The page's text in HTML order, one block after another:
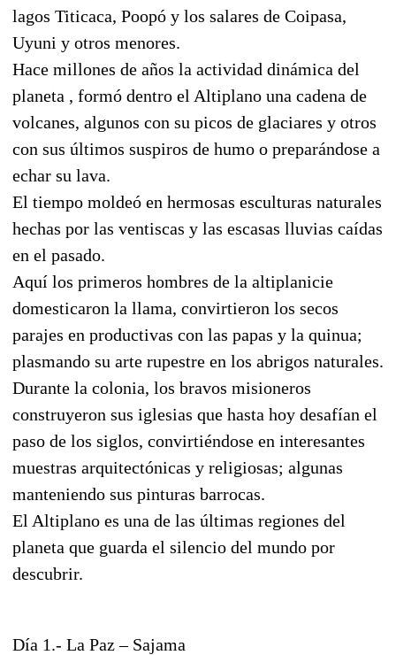
lagos Titicaca, Poopó y los salares de Coipasa,
Uyuni y otros menores.
Hace millones de años la actividad dinámica del
planeta , formó dentro el Altiplano una cadena de
volcanes, algunos con su picos de glaciares y otros
con sus últimos suspiros de humo o preparándose a
echar su lava.
El tiempo moldeó en hermosas esculturas naturales
hechas por las ventiscas y las escasas lluvias caídas
en el pasado.
Aquí los primeros hombres de la altiplanicie
domesticaron la llama, convirtieron los secos
parajes en productivas con las papas y la quinua;
plasmando su arte rupestre en los abrigos naturales.
Durante la colonia, los bravos misioneros
construyeron sus iglesias que hasta hoy desafían el
paso de los siglos, convirtiéndose en interesantes
muestras arquitectónicas y religiosas; algunas
manteniendo sus pinturas barrocas.
El Altiplano es una de las últimas regiones del
planeta que guarda el silencio del mundo por
descubrir.
Día 1.- La Paz – Sajama